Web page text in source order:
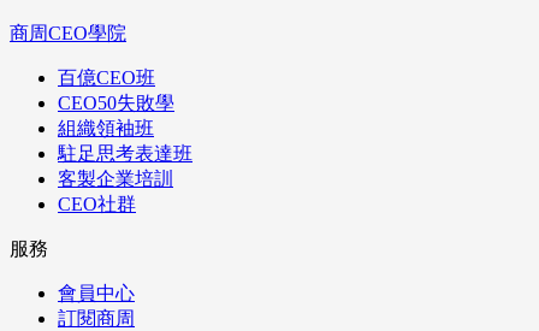
商周CEO學院
百億CEO班
CEO50失敗學
組織領袖班
駐足思考表達班
客製企業培訓
CEO社群
服務
會員中心
訂閱商周